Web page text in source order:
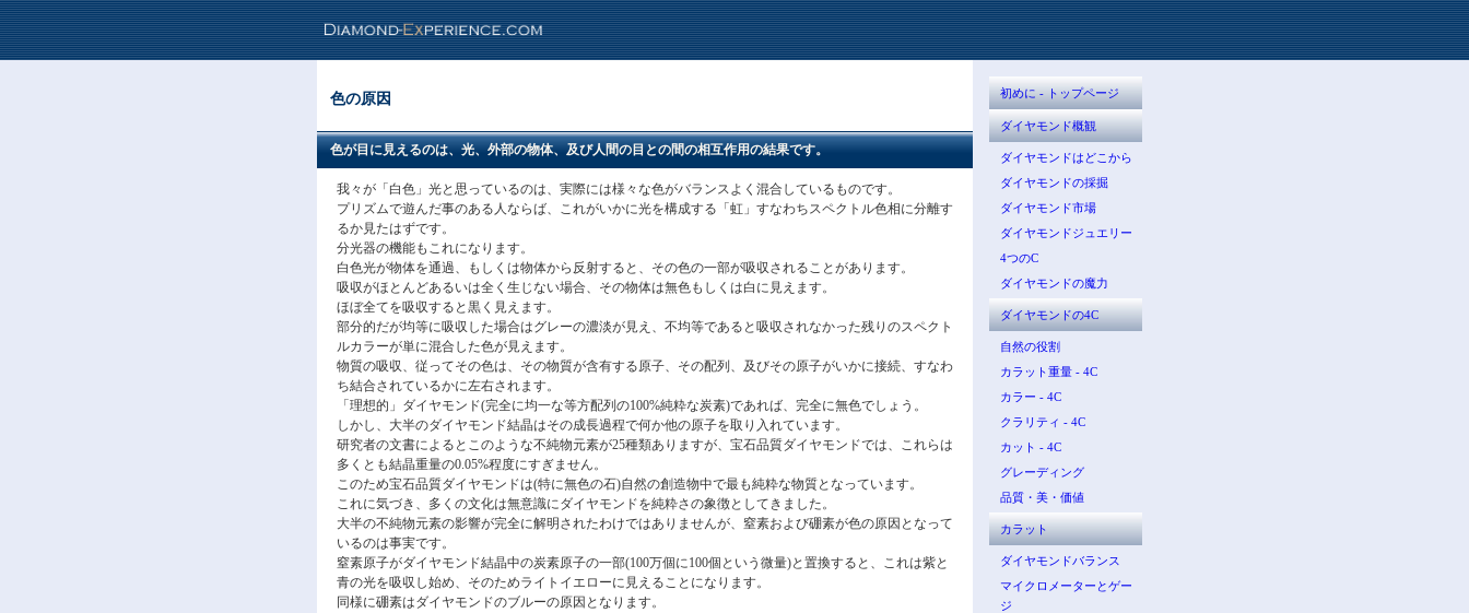
色の原因
色が目に見えるのは、光、外部の物体、及び人間の目との間の相互作用の結果です。
我々が「白色」光と思っているのは、実際には様々な色がバランスよく混合しているものです。
プリズムで遊んだ事のある人ならば、これがいかに光を構成する「虹」すなわちスペクトル色相に分離す
るか見たはずです。
分光器の機能もこれになります。
白色光が物体を通過、もしくは物体から反射すると、その色の一部が吸収されることがあります。
吸収がほとんどあるいは全く生じない場合、その物体は無色もしくは白に見えます。
ほぼ全てを吸収すると黒く見えます。
部分的だが均等に吸収した場合はグレーの濃淡が見え、不均等であると吸収されなかった残りのスペクト
ルカラーが単に混合した色が見えます。
物質の吸収、従ってその色は、その物質が含有する原子、その配列、及びその原子がいかに接続、すなわ
ち結合されているかに左右されます。
「理想的」ダイヤモンド(完全に均一な等方配列の100%純粋な炭素)であれば、完全に無色でしょう。
しかし、大半のダイヤモンド結晶はその成長過程で何か他の原子を取り入れています。
研究者の文書によるとこのような不純物元素が25種類ありますが、宝石品質ダイヤモンドでは、これらは
多くとも結晶重量の0.05%程度にすぎません。
このため宝石品質ダイヤモンドは(特に無色の石)自然の創造物中で最も純粋な物質となっています。
これに気づき、多くの文化は無意識にダイヤモンドを純粋さの象徴としてきました。
大半の不純物元素の影響が完全に解明されたわけではありませんが、窒素および硼素が色の原因となって
いるのは事実です。
窒素原子がダイヤモンド結晶中の炭素原子の一部(100万個に100個という微量)と置換すると、これは紫と
青の光を吸収し始め、そのためライトイエローに見えることになります。
同様に硼素はダイヤモンドのブルーの原因となります。
初めに - トップページ
ダイヤモンド概観
ダイヤモンドはどこから
ダイヤモンドの採掘
ダイヤモンド市場
ダイヤモンドジュエリー
4つのC
ダイヤモンドの魔力
ダイヤモンドの4C
自然の役割
カラット重量 - 4C
カラー - 4C
クラリティ - 4C
カット - 4C
グレーディング
品質・美・価値
カラット
ダイヤモンドバランス
マイクロメーターとゲー
ジ